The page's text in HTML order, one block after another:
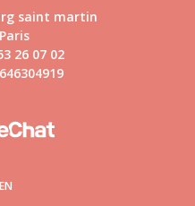
saint martin
26 07 02
EN